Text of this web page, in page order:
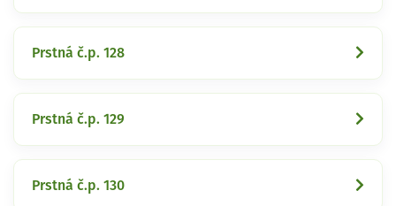
Prstná č.p. 128
Prstná č.p. 129
Prstná č.p. 130